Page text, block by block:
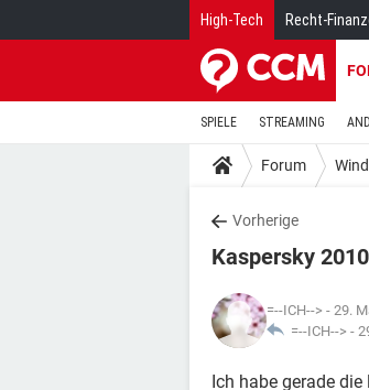
High-Tech Recht-
SPIELE STREAMING
Forum
Vorherige
Kaspersky
=--ICH--> - 29.
=--ICH--> -
Ich habe gerade